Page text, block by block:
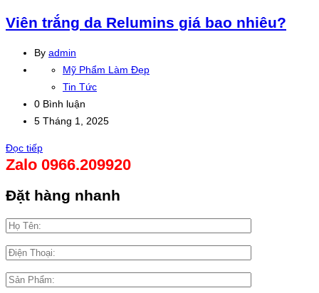
Viên trắng da Relumins giá bao nhiêu?
By admin
Mỹ Phẩm Làm Đẹp
Tin Tức
0 Bình luận
5 Tháng 1, 2025
Đọc tiếp
Zalo 0966.209920
Đặt hàng nhanh